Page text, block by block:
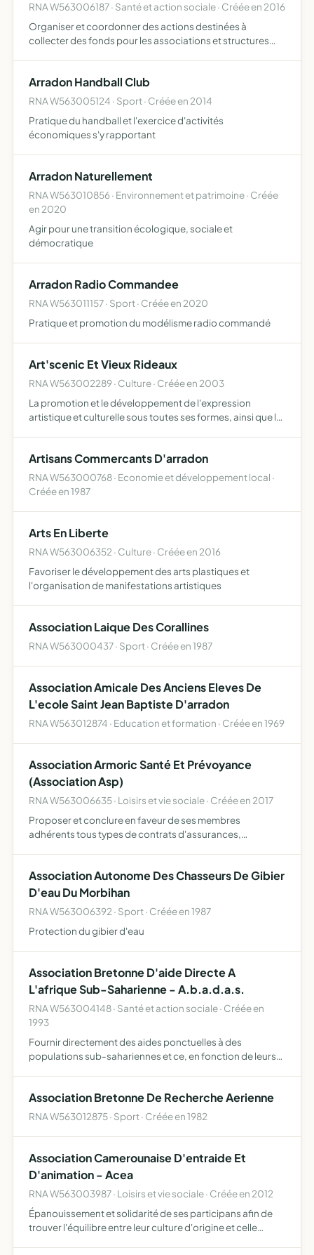
RNA W563006187 · Santé et action sociale · Créée en 2016
Organiser et coordonner des actions destinées à
collecter des fonds pour les associations et structures
neuromusculai…
Arradon Handball Club
RNA W563005124 · Sport · Créée en 2014
Pratique du handball et l'exercice d'activités
économiques s'y rapportant
Arradon Naturellement
RNA W563010856 · Environnement et patrimoine · Créée
en 2020
Agir pour une transition écologique, sociale et
démocratique
Arradon Radio Commandee
RNA W563011157 · Sport · Créée en 2020
Pratique et promotion du modélisme radio commandé
Art'scenic Et Vieux Rideaux
RNA W563002289 · Culture · Créée en 2003
La promotion et le développement de l'expression
artistique et culturelle sous toutes ses formes, ainsi que la
Artisans Commercants D'arradon
RNA W563000768 · Economie et développement local ·
Créée en 1987
Arts En Liberte
RNA W563006352 · Culture · Créée en 2016
Favoriser le développement des arts plastiques et
l'organisation de manifestations artistiques
Association Laique Des Corallines
RNA W563000437 · Sport · Créée en 1987
Association Amicale Des Anciens Eleves De
L'ecole Saint Jean Baptiste D'arradon
RNA W563012874 · Education et formation · Créée en 1969
Association Armoric Santé Et Prévoyance
(Association Asp)
RNA W563006635 · Loisirs et vie sociale · Créée en 2017
Proposer et conclure en faveur de ses membres
adhérents tous types de contrats d'assurances,
de la retraite,…
Association Autonome Des Chasseurs De Gibier
D'eau Du Morbihan
RNA W563006392 · Sport · Créée en 1987
Protection du gibier d'eau
Association Bretonne D'aide Directe A
L'afrique Sub-Saharienne - A.b.a.d.a.s.
RNA W563004148 · Santé et action sociale · Créée en
1993
Fournir directement des aides ponctuelles à des
populations sub-sahariennes et ce, en fonction de leurs
Association Bretonne De Recherche Aerienne
RNA W563012875 · Sport · Créée en 1982
Association Camerounaise D'entraide Et
D'animation - Acea
RNA W563003987 · Loisirs et vie sociale · Créée en 2012
Épanouissement et solidarité de ses participans afin de
trouver l'équilibre entre leur culture d'origine et celle